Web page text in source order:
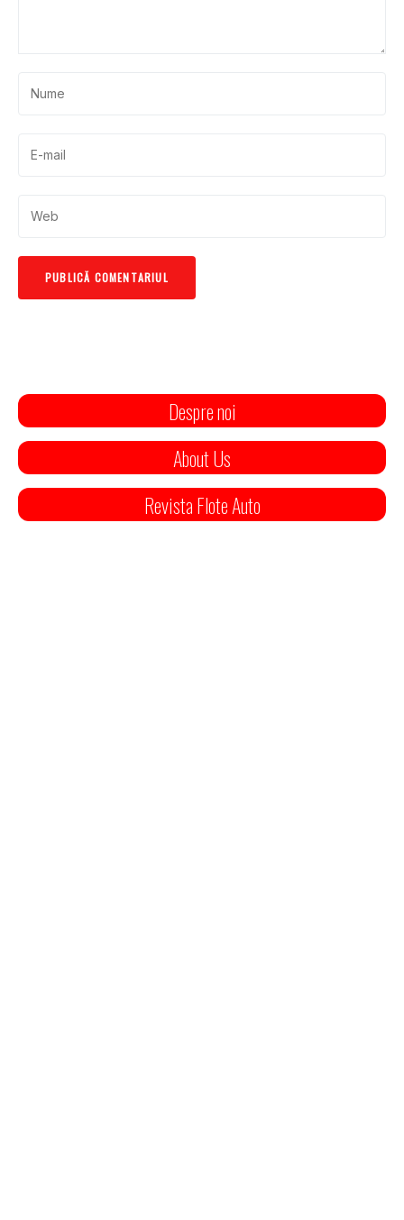
Despre noi
About Us
Revista Flote Auto